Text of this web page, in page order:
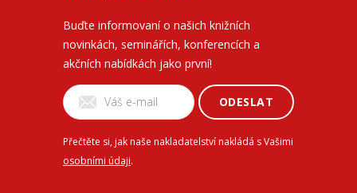
Buďte informovaní o našich knižních
novinkách, seminářích, konferencích a
akčních nabídkách jako první!
ODESLAT
Přečtěte si, jak naše nakladatelství nakládá s Vašimi
osobními údaji.